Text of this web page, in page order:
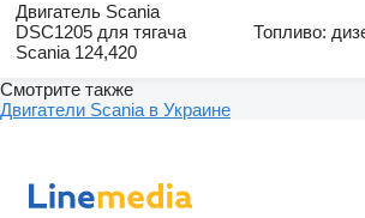
Двигатель Scania
DSC1205 для тягача
Scania 124,420
Топливо:
Смотрите также
Двигатели Scania в Украине